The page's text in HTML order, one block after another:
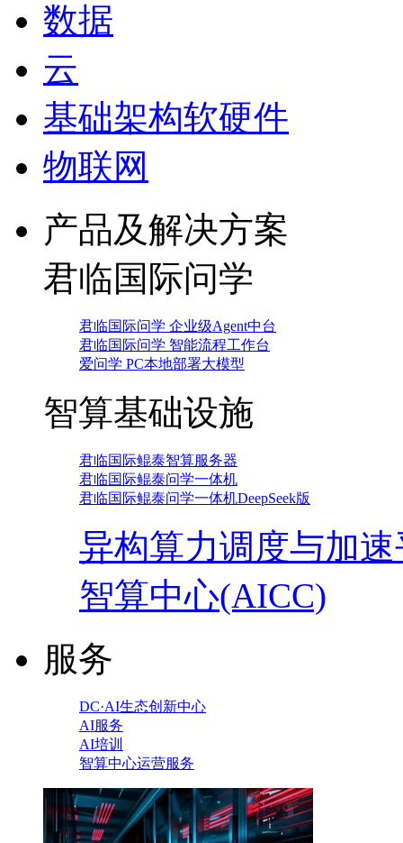
数据
云
基础架构软硬件
物联网
产品及解决方案
君临国际问学
君临国际问学 企业级Agent中台
君临国际问学 智能流程工作台
爱问学 PC本地部署大模型
智算基础设施
君临国际鲲泰智算服务器
君临国际鲲泰问学一体机
君临国际鲲泰问学一体机DeepSeek版
异构算力调度与加
智算中心(AICC)
服务
DC·AI生态创新中心
AI服务
AI培训
智算中心运营服务